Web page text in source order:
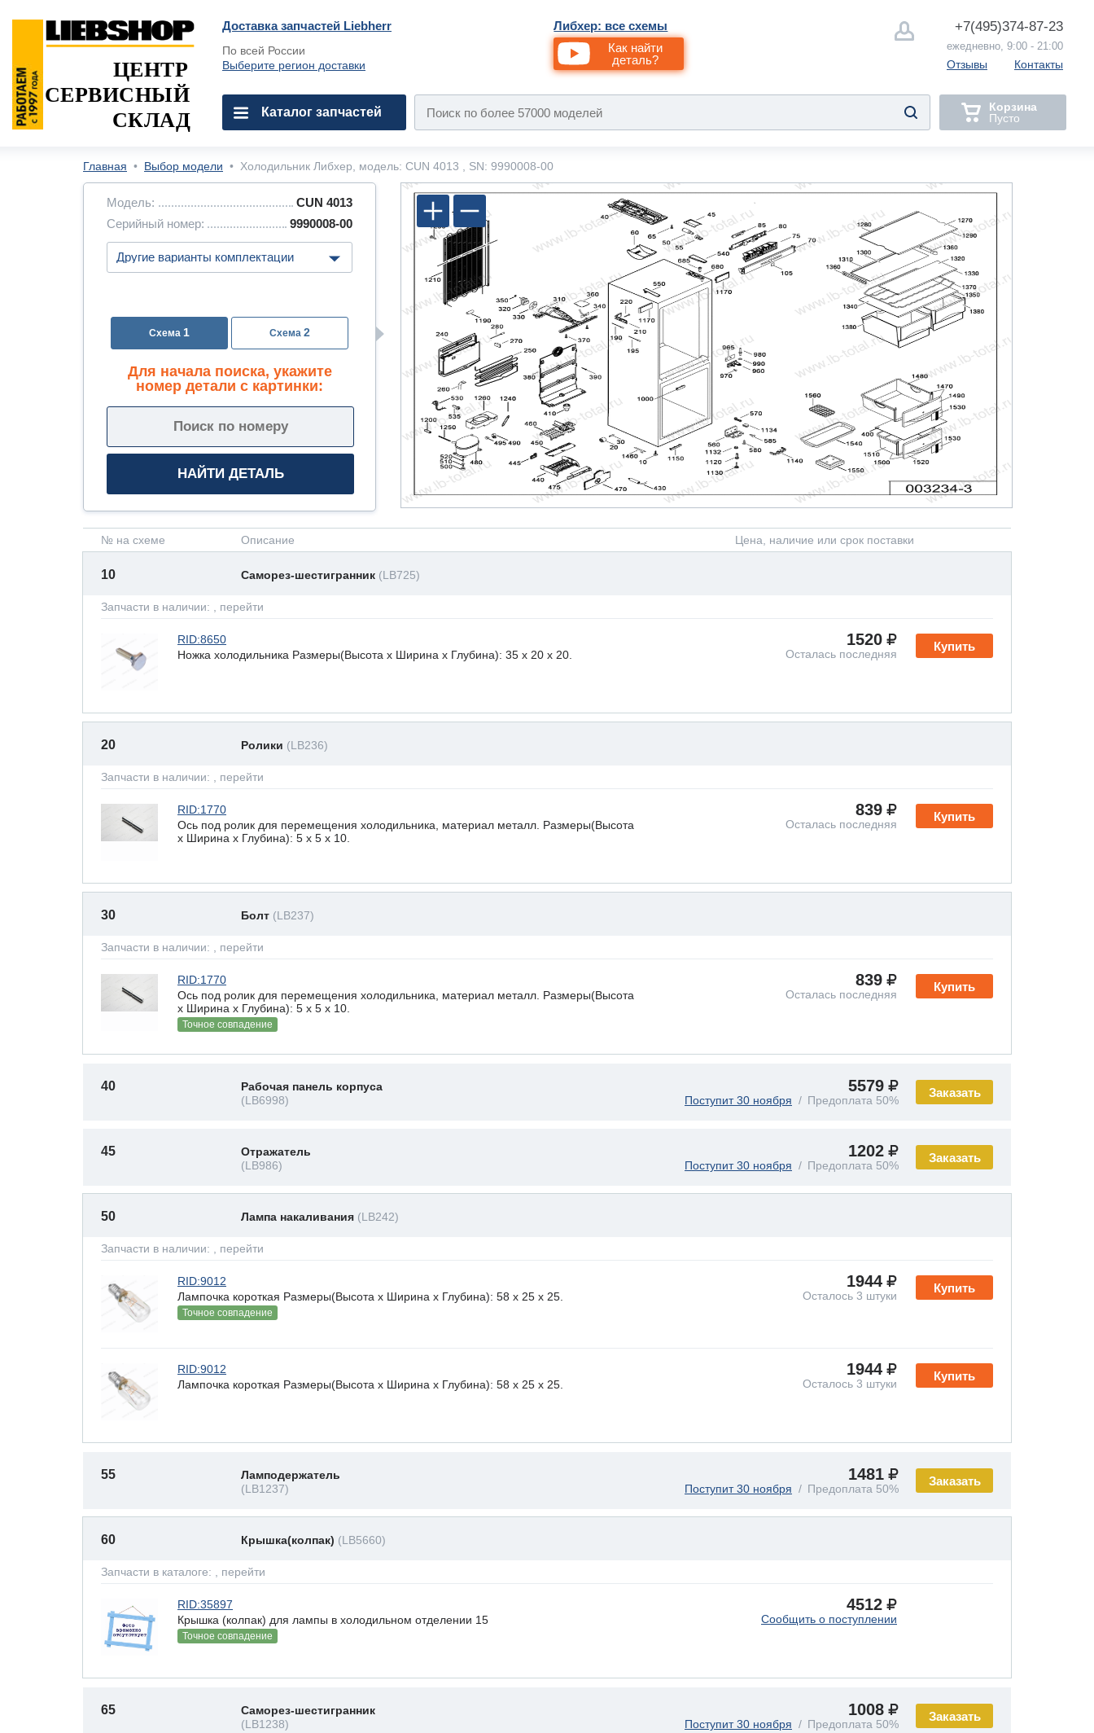
Доставка запчастей Liebherr
По всей России
Выберите регион доставки
Либхер: все схемы
Как найти
деталь?
+7(495)374-87-23
ежедневно, 9:00 - 21:00
Отзывы Контакты
ЦЕНТР
СЕРВИСНЫЙ
СКЛАД
Каталог запчастей
Корзина
Пусто
Главная • Выбор модели • Холодильник Либхер, модель: CUN 4013 , SN: 9990008-00
Модель:
CUN 4013
Серийный номер:
9990008-00
1 2
Для начала поиска, укажите
номер детали с картинки:
№ на схеме Описание Цена, наличие или срок поставки
10 Саморез-шестигранник (LB725)
Запчасти в наличии: , перейти
Купить
RID:8650
Ножка холодильника Размеры(Высота х Ширина х Глубина): 35 x 20 х 20.
1520
Осталась последняя
20 Ролики (LB236)
Запчасти в наличии: , перейти
Купить
RID:1770
Ось под ролик для перемещения холодильника, материал металл. Размеры(Высота
х Ширина х Глубина): 5 x 5 х 10.
839
Осталась последняя
30 Болт (LB237)
Запчасти в наличии: , перейти
Купить
RID:1770
Ось под ролик для перемещения холодильника, материал металл. Размеры(Высота
х Ширина х Глубина): 5 x 5 х 10.
Точное совпадение
839
Осталась последняя
Заказать
40
Рабочая панель корпуса
(LB6998)
5579
Поступит 30 ноября Предоплата 50%
Заказать
45
Отражатель
(LB986)
1202
Поступит 30 ноября Предоплата 50%
50 Лампа накаливания (LB242)
Запчасти в наличии: , перейти
Купить
RID:9012
Лампочка короткая Размеры(Высота х Ширина х Глубина): 58 x 25 х 25.
Точное совпадение
1944
Осталось 3 штуки
Купить
RID:9012
Лампочка короткая Размеры(Высота х Ширина х Глубина): 58 x 25 х 25.
1944
Осталось 3 штуки
Заказать
55
Ламподержатель
(LB1237)
1481
Поступит 30 ноября Предоплата 50%
60 Крышка(колпак) (LB5660)
Запчасти в каталоге: , перейти
RID:35897
Крышка (колпак) для лампы в холодильном отделении 15
Точное совпадение
4512
Сообщить о поступлении
Заказать
65
Саморез-шестигранник
(LB1238)
1008
Поступит 30 ноября Предоплата 50%